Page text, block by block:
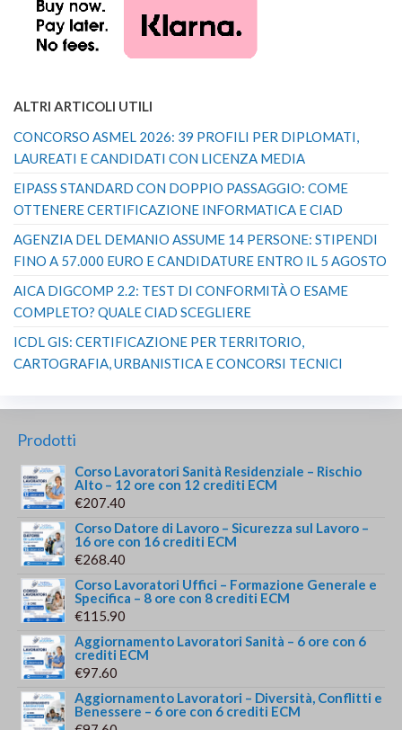
ALTRI ARTICOLI UTILI
CONCORSO ASMEL 2026: 39 PROFILI PER DIPLOMATI,
LAUREATI E CANDIDATI CON LICENZA MEDIA
EIPASS STANDARD CON DOPPIO PASSAGGIO: COME
OTTENERE CERTIFICAZIONE INFORMATICA E CIAD
AGENZIA DEL DEMANIO ASSUME 14 PERSONE: STIPENDI
FINO A 57.000 EURO E CANDIDATURE ENTRO IL 5 AGOSTO
AICA DIGCOMP 2.2: TEST DI CONFORMITÀ O ESAME
COMPLETO? QUALE CIAD SCEGLIERE
ICDL GIS: CERTIFICAZIONE PER TERRITORIO,
CARTOGRAFIA, URBANISTICA E CONCORSI TECNICI
Prodotti
Corso Lavoratori Sanità Residenziale – Rischio
Alto – 12 ore con 12 crediti ECM
€207.40
Corso Datore di Lavoro – Sicurezza sul Lavoro –
16 ore con 16 crediti ECM
€268.40
Corso Lavoratori Uffici – Formazione Generale e
Specifica – 8 ore con 8 crediti ECM
€115.90
Aggiornamento Lavoratori Sanità – 6 ore con 6
crediti ECM
€97.60
Aggiornamento Lavoratori – Diversità, Conflitti e
Benessere – 6 ore con 6 crediti ECM